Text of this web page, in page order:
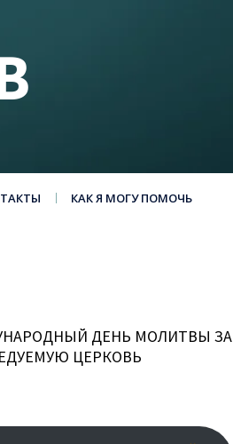
КАК Я МОГУ ПОМОЧЬ
ДЕНЬ МОЛИТВЫ ЗА
ЦЕРКОВЬ